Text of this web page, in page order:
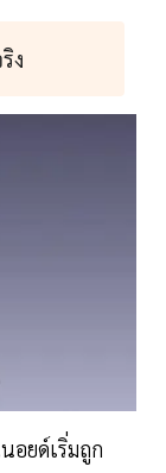
ง
อยด์เริ่มถูก